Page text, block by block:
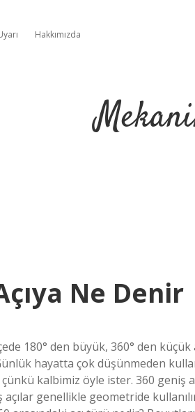
Hakkımızda
Ne Denir
180° den büyük, 360° den küçük
hayatta çok düşünmeden
kalbimiz öyle ister. 360 geniş
genellikle geometride